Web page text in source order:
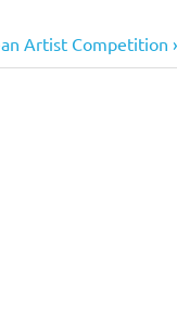
Artist Competition